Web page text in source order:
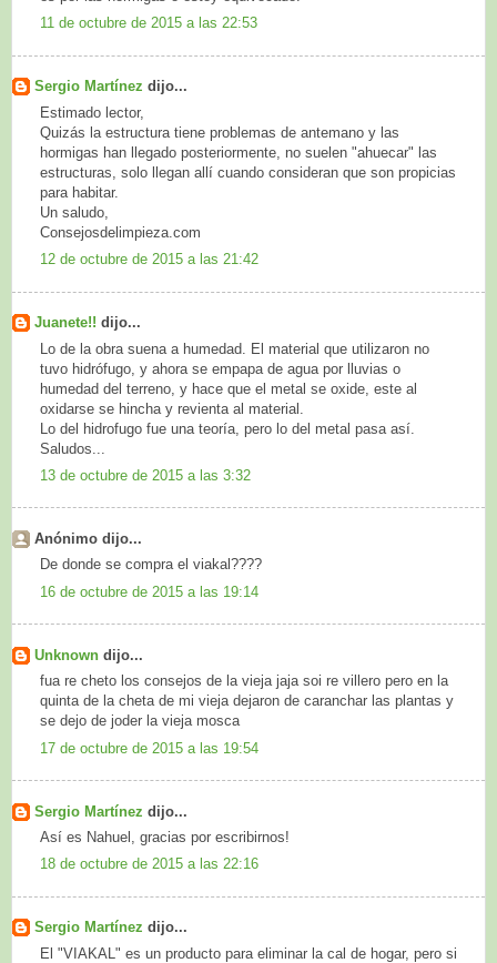
11 de octubre de 2015 a las 22:53
Sergio Martínez dijo...
Estimado lector,
Quizás la estructura tiene problemas de antemano y las
hormigas han llegado posteriormente, no suelen "ahuecar" las
estructuras, solo llegan allí cuando consideran que son propicias
para habitar.
Un saludo,
Consejosdelimpieza.com
12 de octubre de 2015 a las 21:42
Juanete!! dijo...
Lo de la obra suena a humedad. El material que utilizaron no
tuvo hidrófugo, y ahora se empapa de agua por lluvias o
humedad del terreno, y hace que el metal se oxide, este al
oxidarse se hincha y revienta al material.
Lo del hidrofugo fue una teoría, pero lo del metal pasa así.
Saludos...
13 de octubre de 2015 a las 3:32
Anónimo dijo...
De donde se compra el viakal????
16 de octubre de 2015 a las 19:14
Unknown dijo...
fua re cheto los consejos de la vieja jaja soi re villero pero en la
quinta de la cheta de mi vieja dejaron de caranchar las plantas y
se dejo de joder la vieja mosca
17 de octubre de 2015 a las 19:54
Sergio Martínez dijo...
Así es Nahuel, gracias por escribirnos!
18 de octubre de 2015 a las 22:16
Sergio Martínez dijo...
El "VIAKAL" es un producto para eliminar la cal de hogar, pero si